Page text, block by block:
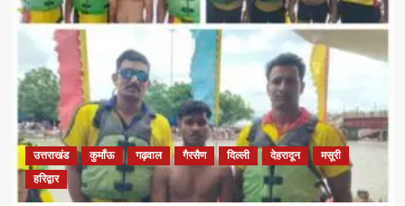
उत्तराखंड कुमाँऊ गढ़वाल गैरसैण दिल्ली देहरादून
मसूरी
हरिद्वार